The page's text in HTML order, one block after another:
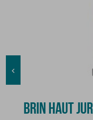

BRIN HAUT